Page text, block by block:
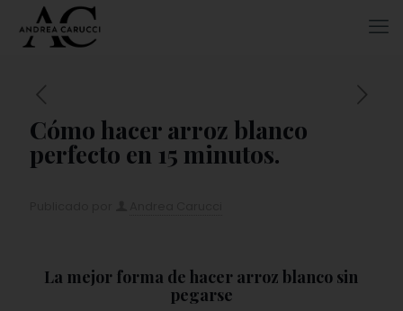
Cómo hacer arroz blanco
perfecto en 15 minutos.
La mejor forma de hacer arroz blanco sin
pegarse